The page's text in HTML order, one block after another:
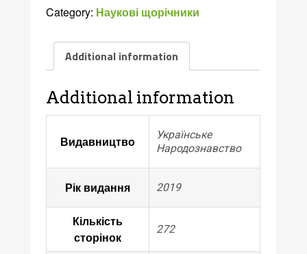
національний
щорічник.
2018
міжкультурних
зв’язків
/
редакцією
Category: Наукові щорічники
Additional information
Additional information
Видавництво
Українське
Народознавство
Рік видання 2019
Кількість
сторінок
272